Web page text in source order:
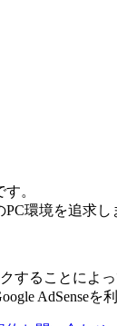
。
環境を追求し
することによ
AdSense